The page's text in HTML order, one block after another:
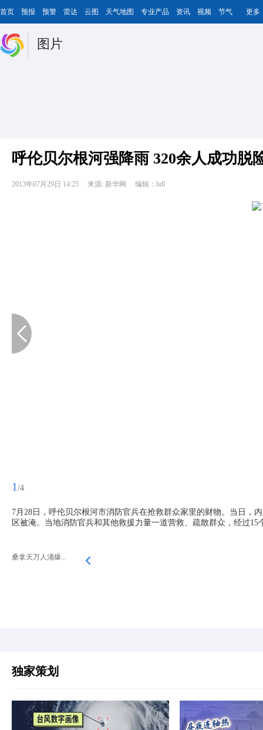
首页 预报 预警 雷达 云图 天气地图 专业产品 资讯 视频 节气 更多
图片
呼伦贝尔根河强降雨 320余人成功脱
2013年07月29日 14:25 来源: 新华网 编辑：hdl
1 /4
7月28日，呼伦贝尔根河市消防官兵在抢救群众家里的财物。当日，
区被淹。当地消防官兵和其他救援力量一道营救、疏散群众，经过
桑拿天万人涌爆...
独家策划